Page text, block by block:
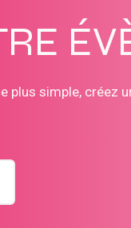
plus simple, créez